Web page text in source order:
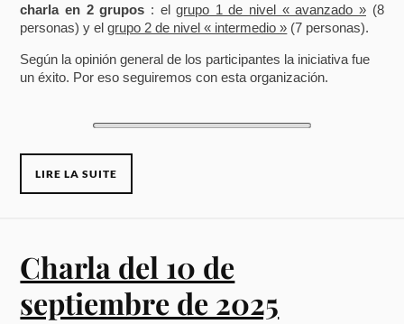
charla en 2 grupos : elgrupo 1 de nivel « avanzado » (8
personas) y elgrupo 2 de nivel « intermedio » (7 personas).
Según la opinión general de los participantes la iniciativa fue
un éxito. Por eso seguiremos con esta organización.
LIRE LA SUITE
Charla del 10 de
septiembre de 2025